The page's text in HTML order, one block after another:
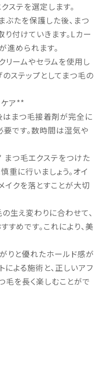
ステを選定します。
たを保護した後、まつ
付けていきます。Lカー
められます。
リームやセラムを使用し
ステップとしてまつ毛の
ア**
まつ毛接着剤が完全に
です。数時間は湿気や
まつ毛エクステをつけた
重に行いましょう。オイ
イクを落とすことが大切
生え変わりに合わせて、
すめです。これにより、美
りと優れたホールド感が
による施術と、正しいアフ
毛を長く楽しむことがで